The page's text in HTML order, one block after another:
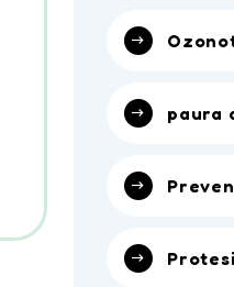
paura
Protesi